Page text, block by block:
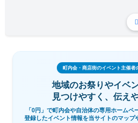
町内会・商店街のイベント主催者
地域のお祭りやイベン
見つけやすく、伝え
「0円」で町内会や自治体の専用ホームペ
登録したイベント情報を当サイトのマップ